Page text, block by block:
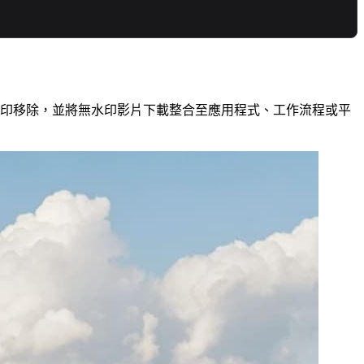
移除，並將無水印影片下載整合至應用程式、工作流程或平